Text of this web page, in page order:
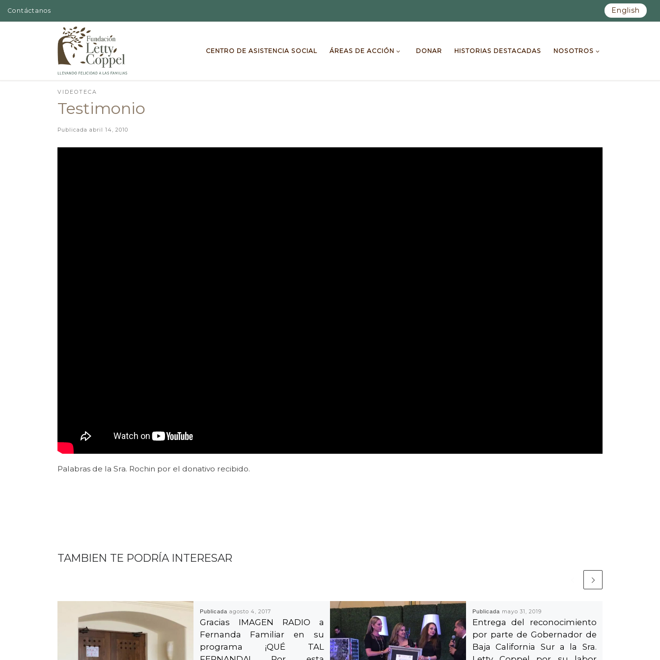
Skip to content
Contáctanos English
CENTRO DE ASISTENCIA SOCIAL ÁREAS DE ACCIÓN DONAR HISTORIAS DESTACADAS NOSOTROS
VIDEOTECA
Testimonio
Publicada abril 14, 2010
Palabras de la Sra. Rochin por el donativo recibido.
TAMBIEN TE PODRÍA INTERESAR
Publicada agosto 4, 2017
Gracias IMAGEN RADIO a
Fernanda Familiar en su
programa ¡QUÉ TAL
Publicada mayo 31, 2019
Entrega del reconocimiento
por parte de Gobernador de
Baja California Sur a la Sra.